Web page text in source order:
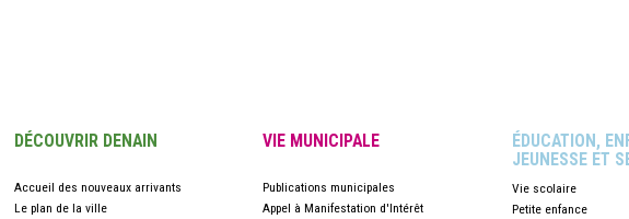
DÉCOUVRIR DENAIN
Accueil des nouveaux arrivants
Le plan de la ville
VIE MUNICIPALE
Publications municipales
Appel à Manifestation d'Intérêt
ÉDUCATION,
JEUNESSE ET
Vie scolaire
Petite enfance